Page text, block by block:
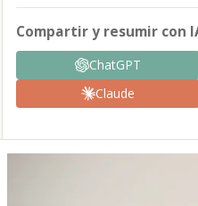
Compartir y resumir con
ChatGPT
Claude